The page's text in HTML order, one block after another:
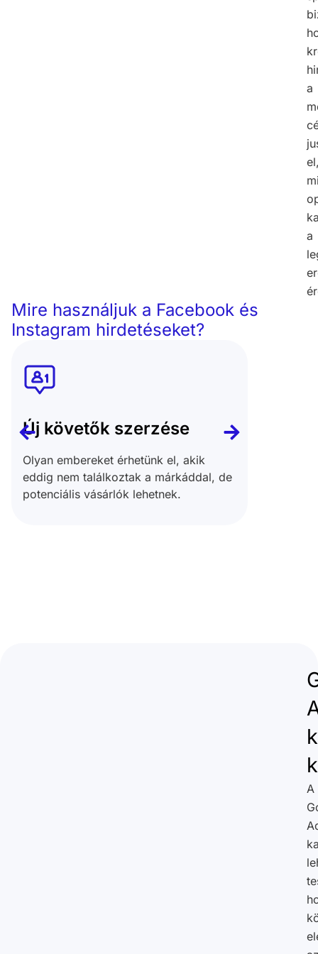
a
a
Mire használjuk a Facebook és
Instagram hirdetéseket?
Új követők szerzése
Olyan embereket érhetünk el, akik
eddig nem találkoztak a márkáddal, de
potenciális vásárlók lehetnek.
A